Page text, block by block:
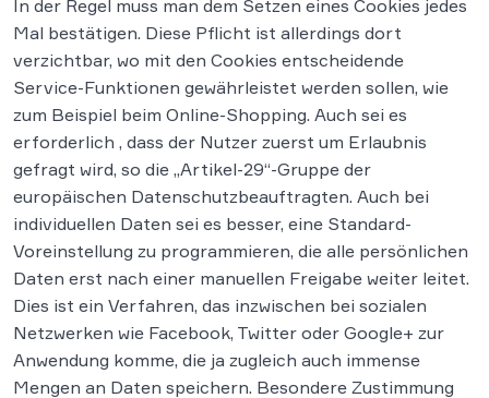
In der Regel muss man dem Setzen eines Cookies jedes
Mal bestätigen. Diese Pflicht ist allerdings dort
verzichtbar, wo mit den Cookies entscheidende
Service-Funktionen gewährleistet werden sollen, wie
zum Beispiel beim Online-Shopping. Auch sei es
erforderlich , dass der Nutzer zuerst um Erlaubnis
gefragt wird, so die „Artikel-29“-Gruppe der
europäischen Datenschutzbeauftragten. Auch bei
individuellen Daten sei es besser, eine Standard-
Voreinstellung zu programmieren, die alle persönlichen
Daten erst nach einer manuellen Freigabe weiter leitet.
Dies ist ein Verfahren, das inzwischen bei sozialen
Netzwerken wie Facebook, Twitter oder Google+ zur
Anwendung komme, die ja zugleich auch immense
Mengen an Daten speichern. Besondere Zustimmung